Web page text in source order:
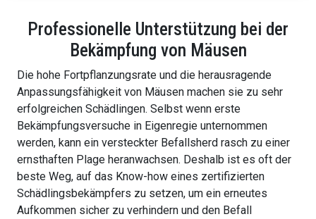
Professionelle Unterstützung bei der
Bekämpfung von Mäusen
Die hohe Fortpflanzungsrate und die herausragende
Anpassungsfähigkeit von Mäusen machen sie zu sehr
erfolgreichen Schädlingen. Selbst wenn erste
Bekämpfungsversuche in Eigenregie unternommen
werden, kann ein versteckter Befallsherd rasch zu einer
ernsthaften Plage heranwachsen. Deshalb ist es oft der
beste Weg, auf das Know-how eines zertifizierten
Schädlingsbekämpfers zu setzen, um ein erneutes
Aufkommen sicher zu verhindern und den Befall